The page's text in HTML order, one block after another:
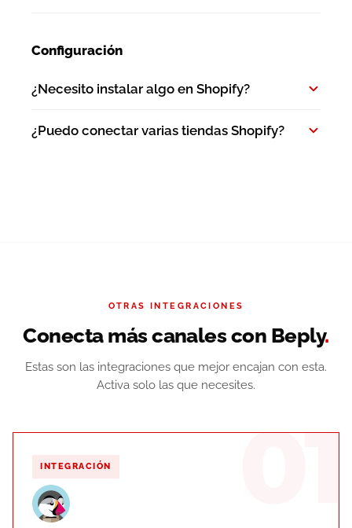
Configuración
¿Necesito instalar algo en Shopify?
¿Puedo conectar varias tiendas Shopify?
OTRAS INTEGRACIONES
Conecta más canales con Beply.
Estas son las integraciones que mejor encajan con esta.
Activa solo las que necesites.
01
INTEGRACIÓN